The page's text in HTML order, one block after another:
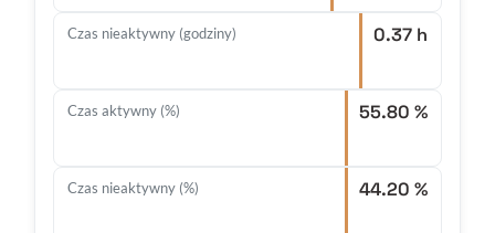
Czas nieaktywny (godziny) 0.37 h
Czas aktywny (%) 55.80 %
Czas nieaktywny (%) 44.20 %